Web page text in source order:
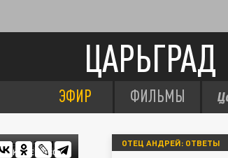
ЦАРЬГРАД
ЭФИР ФИЛЬМЫ
ОТЕЦ АНДРЕЙ: ОТВЕТЫ